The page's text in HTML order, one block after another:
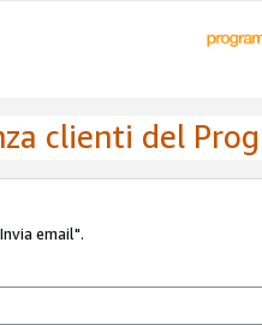
clienti del
email".